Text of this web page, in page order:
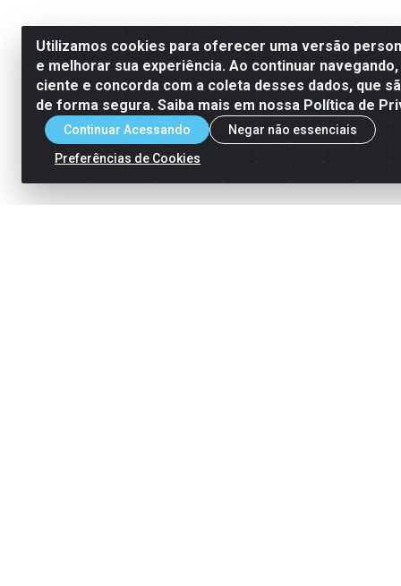
Utilizamos cookies para oferecer uma versão
e melhorar sua experiência. Ao continuar
ciente e concorda com a coleta desses dados, que
de forma segura. Saiba mais em nossa Política de
Continuar Acessando
Negar não essenciais
Preferências de Cookies